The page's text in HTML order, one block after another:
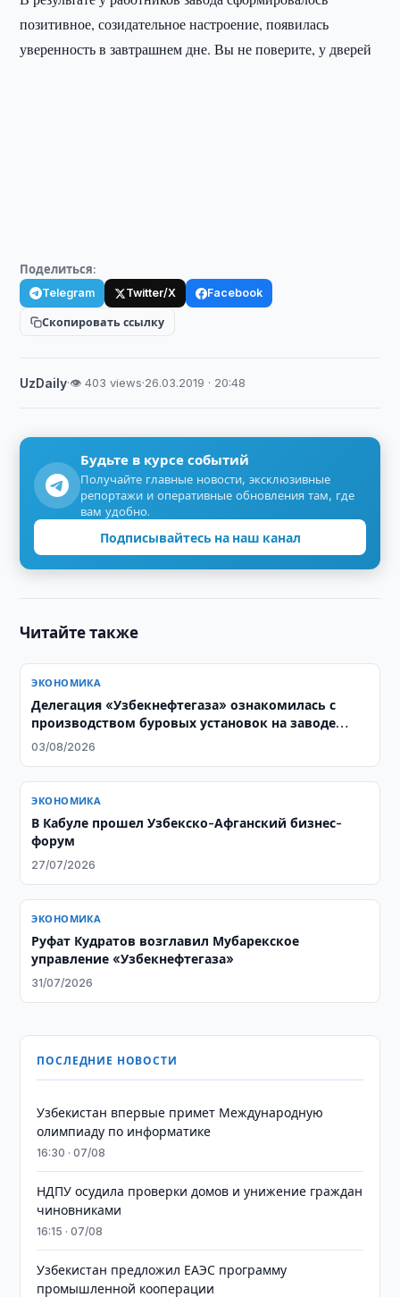
позитивное, созидательное настроение, появилась
уверенность в завтрашнем дне. Вы не поверите, у дверей
Поделиться:
Telegram Twitter/X Facebook
Скопировать ссылку
UzDaily·👁 403 views·26.03.2019 · 20:48
Будьте в курсе событий
Получайте главные новости, эксклюзивные
репортажи и оперативные обновления там, где
вам удобно.
Подписывайтесь на наш канал
Читайте также
ЭКОНОМИКА
Делегация «Узбекнефтегаза» ознакомилась с
производством буровых установок на заводе
Honghua Group
03/08/2026
ЭКОНОМИКА
В Кабуле прошел Узбекско-Афганский бизнес-
форум
27/07/2026
ЭКОНОМИКА
Руфат Кудратов возглавил Мубарекское
управление «Узбекнефтегаза»
31/07/2026
ПОСЛЕДНИЕ НОВОСТИ
Узбекистан впервые примет Международную
олимпиаду по информатике
16:30 · 07/08
НДПУ осудила проверки домов и унижение граждан
чиновниками
16:15 · 07/08
Узбекистан предложил ЕАЭС программу
промышленной кооперации